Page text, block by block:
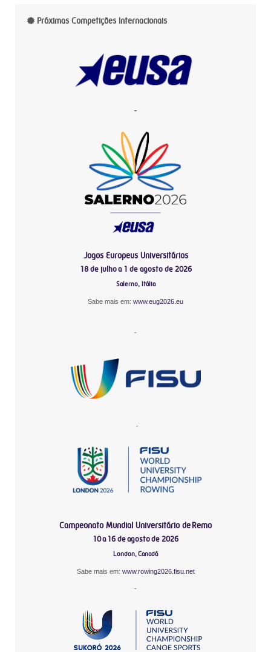
Próximas Competições Internacionais
-
Jogos Europeus Universitários
18 de julho a 1 de agosto de 2026
Salerno, Itália
Sabe mais em: www.eug2026.eu
-
-
Campeonato Mundial Universitário de Remo
10 a 16 de agosto de 2026
London, Canadá
Sabe mais em: www.rowing2026.fisu.net
-